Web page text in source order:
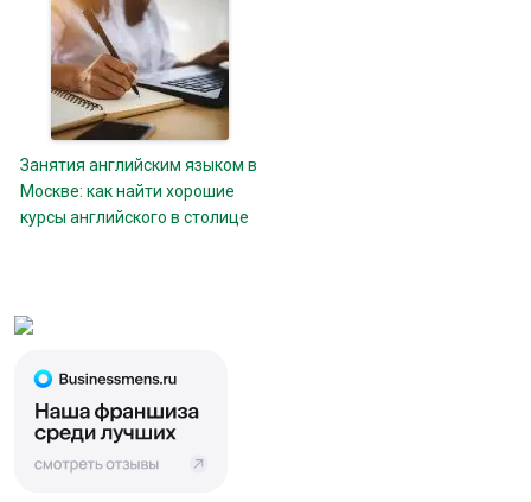
Занятия английским языком в
Москве: как найти хорошие
курсы английского в столице